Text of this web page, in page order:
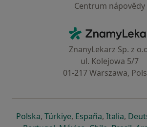
Centrum nápovědy
ZnamyLekar
ZnanyLekarz Sp. z
ul. Kolejowa 5/7
01-217 Warszawa,
Polskase otevře v nové záložce
, Türkiyese otevře v nové
, Españase otevře v
, Italiase
,